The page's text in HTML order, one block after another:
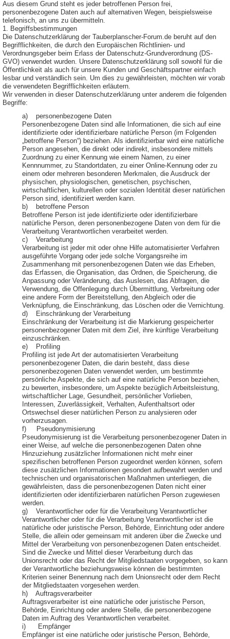
Aus diesem Grund steht es jeder betroffenen Person frei,
personenbezogene Daten auch auf alternativen Wegen, beispielsweise
telefonisch, an uns zu übermitteln.
1. Begriffsbestimmungen
Die Datenschutzerklärung der Tauberplanscher-Forum.de beruht auf den
Begrifflichkeiten, die durch den Europäischen Richtlinien- und
Verordnungsgeber beim Erlass der Datenschutz-Grundverordnung (DS-
GVO) verwendet wurden. Unsere Datenschutzerklärung soll sowohl für die
Öffentlichkeit als auch für unsere Kunden und Geschäftspartner einfach
lesbar und verständlich sein. Um dies zu gewährleisten, möchten wir vorab
die verwendeten Begrifflichkeiten erläutern.
Wir verwenden in dieser Datenschutzerklärung unter anderem die folgenden
Begriffe:
a) personenbezogene Daten
Personenbezogene Daten sind alle Informationen, die sich auf eine
identifizierte oder identifizierbare natürliche Person (im Folgenden
„betroffene Person“) beziehen. Als identifizierbar wird eine natürliche
Person angesehen, die direkt oder indirekt, insbesondere mittels
Zuordnung zu einer Kennung wie einem Namen, zu einer
Kennnummer, zu Standortdaten, zu einer Online-Kennung oder zu
einem oder mehreren besonderen Merkmalen, die Ausdruck der
physischen, physiologischen, genetischen, psychischen,
wirtschaftlichen, kulturellen oder sozialen Identität dieser natürlichen
Person sind, identifiziert werden kann.
b) betroffene Person
Betroffene Person ist jede identifizierte oder identifizierbare
natürliche Person, deren personenbezogene Daten von dem für die
Verarbeitung Verantwortlichen verarbeitet werden.
c) Verarbeitung
Verarbeitung ist jeder mit oder ohne Hilfe automatisierter Verfahren
ausgeführte Vorgang oder jede solche Vorgangsreihe im
Zusammenhang mit personenbezogenen Daten wie das Erheben,
das Erfassen, die Organisation, das Ordnen, die Speicherung, die
Anpassung oder Veränderung, das Auslesen, das Abfragen, die
Verwendung, die Offenlegung durch Übermittlung, Verbreitung oder
eine andere Form der Bereitstellung, den Abgleich oder die
Verknüpfung, die Einschränkung, das Löschen oder die Vernichtung.
d) Einschränkung der Verarbeitung
Einschränkung der Verarbeitung ist die Markierung gespeicherter
personenbezogener Daten mit dem Ziel, ihre künftige Verarbeitung
einzuschränken.
e) Profiling
Profiling ist jede Art der automatisierten Verarbeitung
personenbezogener Daten, die darin besteht, dass diese
personenbezogenen Daten verwendet werden, um bestimmte
persönliche Aspekte, die sich auf eine natürliche Person beziehen,
zu bewerten, insbesondere, um Aspekte bezüglich Arbeitsleistung,
wirtschaftlicher Lage, Gesundheit, persönlicher Vorlieben,
Interessen, Zuverlässigkeit, Verhalten, Aufenthaltsort oder
Ortswechsel dieser natürlichen Person zu analysieren oder
vorherzusagen.
f) Pseudonymisierung
Pseudonymisierung ist die Verarbeitung personenbezogener Daten in
einer Weise, auf welche die personenbezogenen Daten ohne
Hinzuziehung zusätzlicher Informationen nicht mehr einer
spezifischen betroffenen Person zugeordnet werden können, sofern
diese zusätzlichen Informationen gesondert aufbewahrt werden und
technischen und organisatorischen Maßnahmen unterliegen, die
gewährleisten, dass die personenbezogenen Daten nicht einer
identifizierten oder identifizierbaren natürlichen Person zugewiesen
werden.
g) Verantwortlicher oder für die Verarbeitung Verantwortlicher
Verantwortlicher oder für die Verarbeitung Verantwortlicher ist die
natürliche oder juristische Person, Behörde, Einrichtung oder andere
Stelle, die allein oder gemeinsam mit anderen über die Zwecke und
Mittel der Verarbeitung von personenbezogenen Daten entscheidet.
Sind die Zwecke und Mittel dieser Verarbeitung durch das
Unionsrecht oder das Recht der Mitgliedstaaten vorgegeben, so kann
der Verantwortliche beziehungsweise können die bestimmten
Kriterien seiner Benennung nach dem Unionsrecht oder dem Recht
der Mitgliedstaaten vorgesehen werden.
h) Auftragsverarbeiter
Auftragsverarbeiter ist eine natürliche oder juristische Person,
Behörde, Einrichtung oder andere Stelle, die personenbezogene
Daten im Auftrag des Verantwortlichen verarbeitet.
i) Empfänger
Empfänger ist eine natürliche oder juristische Person, Behörde,